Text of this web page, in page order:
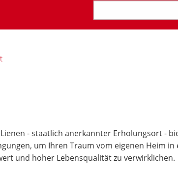
- staatlich anerkannter Erholungsort -
um Ihren Traum vom eigenen Heim
und hoher Lebensqualität zu verwirklichen.